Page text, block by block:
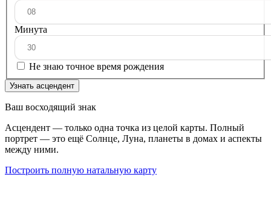
Минута
Не знаю точное время рождения
Узнать асцендент
Ваш восходящий знак
Асцендент — только одна точка из целой карты. Полный
портрет — это ещё Солнце, Луна, планеты в домах и аспекты
между ними.
Построить полную натальную карту